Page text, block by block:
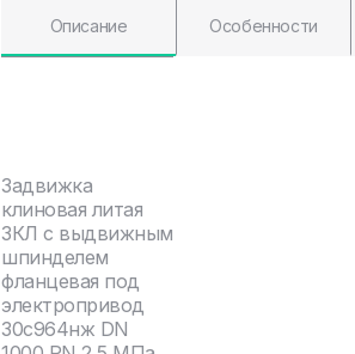
Описание Особенности
Задвижка
клиновая литая
ЗКЛ с выдвижным
шпинделем
фланцевая под
электропривод
30с964нж DN